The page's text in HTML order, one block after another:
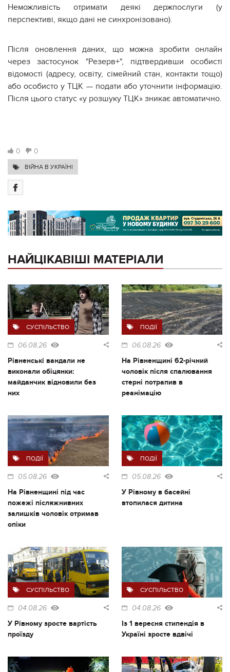
Неможливість отримати деякі держпослуги (у
перспективі, якщо дані не синхронізовано).
Після оновлення даних, що можна зробити онлайн
через застосунок "Резерв+", підтвердивши особисті
відомості (адресу, освіту, сімейний стан, контакти тощо)
або особисто у ТЦК — подати або уточнити інформацію.
Після цього статус «у розшуку ТЦК» зникає автоматично.
0 0
ВІЙНА В УКРАЇНІ
НАЙЦІКАВІШІ МАТЕРІАЛИ
СУСПІЛЬСТВО
06.08.26
Рівненські вандали не
виконали обіцянки:
майданчик відновили без
них
ПОДІЇ
06.08.26
На Рівненщині 62-річний
чоловік після спалювання
стерні потрапив в
реанімацію
ПОДІЇ
05.08.26
На Рівненщині під час
пожежі післяжнивних
залишків чоловік отримав
опіки
ПОДІЇ
05.08.26
У Рівному в басейні
втопилася дитина
СУСПІЛЬСТВО
04.08.26
У Рівному зросте вартість
проїзду
СУСПІЛЬСТВО
04.08.26
Із 1 вересня стипендія в
Україні зросте вдвічі